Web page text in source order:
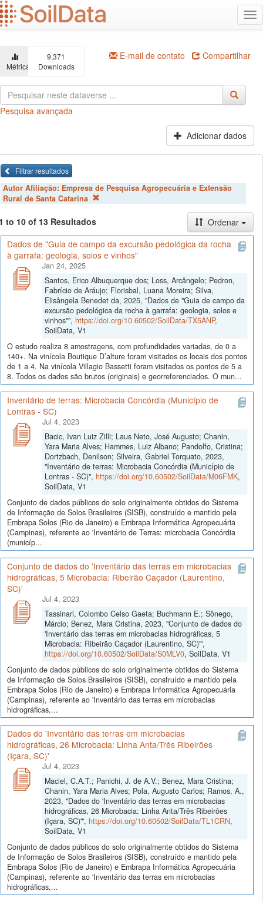
Ir
para
o
principal
Métricas
9,371
Downloads
E-mail de contato Compartilhar
Pesquisa avançada
Adicionar dados
Filtrar resultados
Autor Afiliação: Empresa de Pesquisa Agropecuária e Extensão
Rural de Santa Catarina
to 10 of 13 Resultados
Ordenar
Dados de "Guia de campo da excursão pedológica da rocha
à garrafa: geologia, solos e vinhos"
Jan 24, 2025
Santos, Erico Albuquerque dos; Loss, Arcângelo; Pedron,
Fabrício de Aráujo; Florisbal, Luana Moreira; Silva,
Elisângela Benedet da, 2025, "Dados de "Guia de campo da
excursão pedológica da rocha à garrafa: geologia, solos e
vinhos"", https://doi.org/10.60502/SoilData/TX5ANP,
SoilData, V1
O estudo realiza 8 amostragens, com profundidades variadas, de 0 a
140+. Na vinícola Boutique D’alture foram visitados os locais dos pontos
de 1 a 4. Na vinícola Villagio Bassetti foram visitados os pontos de 5 a
8. Todos os dados são brutos (originais) e georreferenciados. O mun...
Inventário de terras: Microbacia Concórdia (Município de
Lontras - SC)
Jul 4, 2023
Bacic, Ivan Luiz Zilli; Laus Neto, José Augusto; Chanin,
Yara Maria Alves; Hammes, Luiz Albano; Pandolfo, Cristina;
Dortzbach, Denilson; Silveira, Gabriel Torquato, 2023,
"Inventário de terras: Microbacia Concórdia (Município de
Lontras - SC)", https://doi.org/10.60502/SoilData/M06FMK,
SoilData, V1
Conjunto de dados públicos do solo originalmente obtidos do Sistema
de Informação de Solos Brasileiros (SISB), construído e mantido pela
Embrapa Solos (Rio de Janeiro) e Embrapa Informática Agropecuária
(Campinas), referente ao 'Inventário de Terras: microbacia Concórdia
(municíp...
Conjunto de dados do 'Inventário das terras em microbacias
hidrográficas, 5 Microbacia: Ribeirão Caçador (Laurentino,
SC)'
Jul 4, 2023
Tassinari, Colombo Celso Gaeta; Buchmann E.; Sônego,
Márcio; Benez, Mara Cristina, 2023, "Conjunto de dados do
'Inventário das terras em microbacias hidrográficas, 5
Microbacia: Ribeirão Caçador (Laurentino, SC)'",
https://doi.org/10.60502/SoilData/S0MLV0, SoilData, V1
Conjunto de dados públicos do solo originalmente obtidos do Sistema
de Informação de Solos Brasileiros (SISB), construído e mantido pela
Embrapa Solos (Rio de Janeiro) e Embrapa Informática Agropecuária
(Campinas), referente ao 'Inventário das terras em microbacias
hidrográficas,...
Dados do 'Inventário das terras em microbacias
hidrográficas, 26 Microbacia: Linha Anta/Três Ribeirões
(Içara, SC)'
Jul 4, 2023
Maciel, C.A.T.; Panichi, J. de A.V.; Benez, Mara Cristina;
Chanin, Yara Maria Alves; Pola, Augusto Carlos; Ramos, A.,
2023, "Dados do 'Inventário das terras em microbacias
hidrográficas, 26 Microbacia: Linha Anta/Três Ribeirões
(Içara, SC)'", https://doi.org/10.60502/SoilData/TL1CRN,
SoilData, V1
Conjunto de dados públicos do solo originalmente obtidos do Sistema
de Informação de Solos Brasileiros (SISB), construído e mantido pela
Embrapa Solos (Rio de Janeiro) e Embrapa Informática Agropecuária
(Campinas), referente ao 'Inventário das terras em microbacias
hidrográficas,...